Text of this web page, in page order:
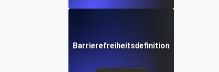
Barrierefreiheitsdefinition